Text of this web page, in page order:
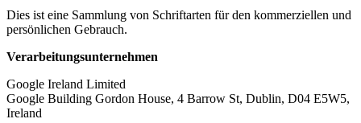
Dies ist eine Sammlung von Schriftarten für den kommerziellen und
persönlichen Gebrauch.
Verarbeitungsunternehmen
Google Ireland Limited
Google Building Gordon House, 4 Barrow St, Dublin, D04 E5W5,
Ireland